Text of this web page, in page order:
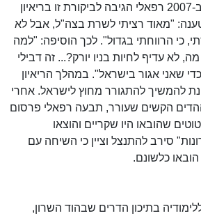
חריפה נגדה בישראל. ב-2007 רפאלי הגיבה לביקורת זו בריאיון
טענה: "מאוד רציתי לשרת בצה"ל, אבל לא
כי הרווחתי בגדול". לכך הוסיפה: "למה
לא עדיף לחיות בניו יורק?... זה דבילי
שאני אגור בישראל". במהלך הריאיון
להמשיך להתגורר מחוץ לישראל. אחרי
ההדים הקשים שעורר, תבעה רפאלי פרסום
שהובאו היו שקריים והוצאו
סירב להתנצל וציין כי השיחה עם
כלשונם.
ללימודיה בתיכון הדרים שבהוד השרון,